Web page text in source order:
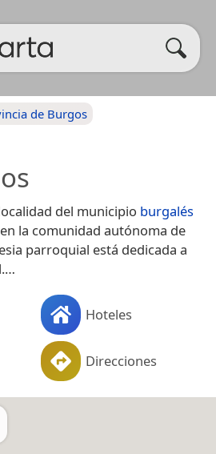
de Burgos
del municipio burgalés
la comunidad autónoma de
parroquial está dedicada a
Hoteles
Direcciones